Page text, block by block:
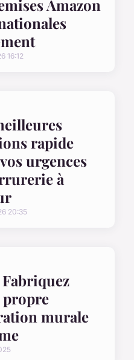
Amazon
16:12
rapide
urgences
à
20:35
murale